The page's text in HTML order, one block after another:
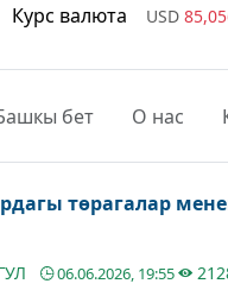
Курс валюта USD
бет О нас
төрагалар
06.06.2026, 19:55